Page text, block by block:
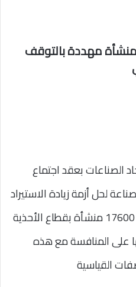
“صناعة الجلود” : 17600 منشأة مهددة بالتوقف
الصناعات بعقد اجتماع
لحل أزمة زيادة الاستيراد
العشوائي الذي يهدد بتوقف 17600 منشأة بقطاع الأحذية
على المنافسة مع هذه
القياسية